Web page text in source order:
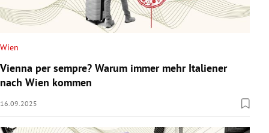
Wien
Vienna per sempre? Warum immer mehr Italiener
nach Wien kommen
16.09.2025